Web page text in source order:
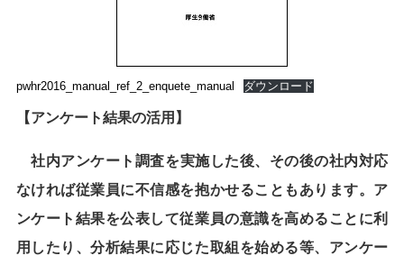
pwhr2016_manual_ref_2_enquete_manual ダウンロード
【アンケート結果の活用】
社内アンケート調査を実施した後、その後の社内対応
なければ従業員に不信感を抱かせることもあります。ア
ンケート結果を公表して従業員の意識を高めることに利
用したり、分析結果に応じた取組を始める等、アンケー